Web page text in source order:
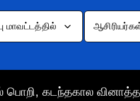
மாவட்டத்தில்
பொறி, கடந்தகால